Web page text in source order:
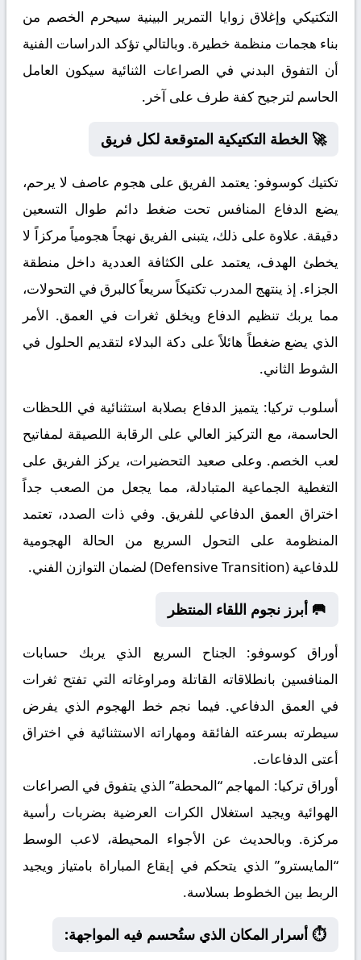
التكتيكي وإغلاق زوايا التمرير البينية سيحرم الخصم من
بناء هجمات منظمة خطيرة. وبالتالي تؤكد الدراسات الفنية
أن التفوق البدني في الصراعات الثنائية سيكون العامل
الحاسم لترجيح كفة طرف على آخر.
🚀 الخطة التكتيكية المتوقعة لكل فريق
تكتيك كوسوفو: يعتمد الفريق على هجوم عاصف لا يرحم،
يضع الدفاع المنافس تحت ضغط دائم طوال التسعين
دقيقة. علاوة على ذلك، يتبنى الفريق نهجاً هجومياً مركزاً لا
يخطئ الهدف، يعتمد على الكثافة العددية داخل منطقة
الجزاء. إذ ينتهج المدرب تكتيكاً سريعاً كالبرق في التحولات،
مما يربك تنظيم الدفاع ويخلق ثغرات في العمق. الأمر
الذي يضع ضغطاً هائلاً على دكة البدلاء لتقديم الحلول في
الشوط الثاني.
أسلوب تركيا: يتميز الدفاع بصلابة استثنائية في اللحظات
الحاسمة، مع التركيز العالي على الرقابة اللصيقة لمفاتيح
لعب الخصم. وعلى صعيد التحضيرات، يركز الفريق على
التغطية الجماعية المتبادلة، مما يجعل من الصعب جداً
اختراق العمق الدفاعي للفريق. وفي ذات الصدد، تعتمد
المنظومة على التحول السريع من الحالة الهجومية
للدفاعية (Defensive Transition) لضمان التوازن الفني.
🥅 أبرز نجوم اللقاء المنتظر
أوراق كوسوفو: الجناح السريع الذي يربك حسابات
المنافسين بانطلاقاته القاتلة ومراوغاته التي تفتح ثغرات
في العمق الدفاعي. فيما نجم خط الهجوم الذي يفرض
سيطرته بسرعته الفائقة ومهاراته الاستثنائية في اختراق
أعتى الدفاعات.
أوراق تركيا: المهاجم “المحطة” الذي يتفوق في الصراعات
الهوائية ويجيد استغلال الكرات العرضية بضربات رأسية
مركزة. وبالحديث عن الأجواء المحيطة، لاعب الوسط
“المايسترو” الذي يتحكم في إيقاع المباراة بامتياز ويجيد
الربط بين الخطوط بسلاسة.
⏱️ أسرار المكان الذي ستُحسم فيه المواجهة: